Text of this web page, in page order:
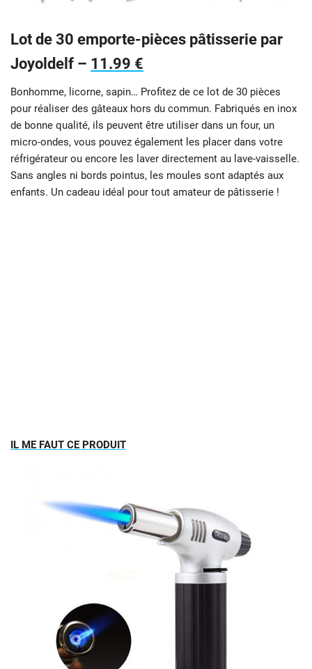
Lot de 30 emporte-pièces pâtisserie par
Joyoldelf – 11.99 €
Bonhomme, licorne, sapin… Profitez de ce lot de 30 pièces
pour réaliser des gâteaux hors du commun. Fabriqués en inox
de bonne qualité, ils peuvent être utiliser dans un four, un
micro-ondes, vous pouvez également les placer dans votre
réfrigérateur ou encore les laver directement au lave-vaisselle.
Sans angles ni bords pointus, les moules sont adaptés aux
enfants. Un cadeau idéal pour tout amateur de pâtisserie !
IL ME FAUT CE PRODUIT